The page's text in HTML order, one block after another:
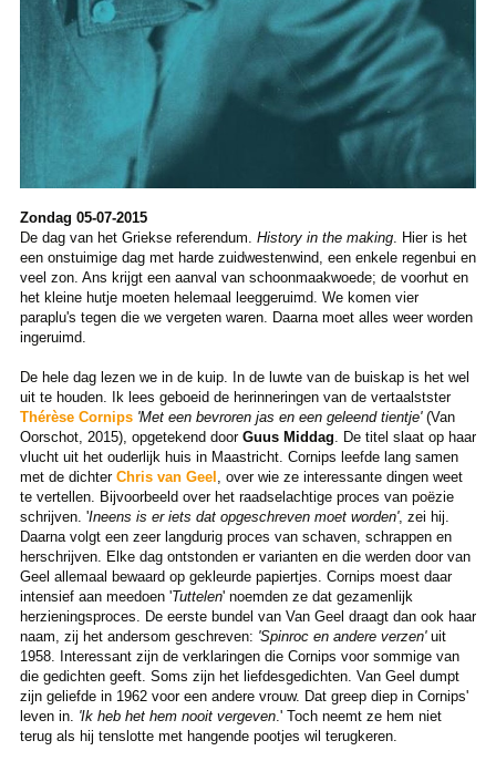
Zondag 05-07-2015
De dag van het Griekse referendum. History in the making. Hier is het
een onstuimige dag met harde zuidwestenwind, een enkele regenbui en
veel zon. Ans krijgt een aanval van schoonmaakwoede; de voorhut en
het kleine hutje moeten helemaal leeggeruimd. We komen vier
paraplu's tegen die we vergeten waren. Daarna moet alles weer worden
ingeruimd.
De hele dag lezen we in de kuip. In de luwte van de buiskap is het wel
uit te houden. Ik lees geboeid de herinneringen van de vertaalstster
Thérèse Cornips 'Met een bevroren jas en een geleend tientje'(Van
Oorschot, 2015), opgetekend door Guus Middag . De titel slaat op haar
vlucht uit het ouderlijk huis in Maastricht. Cornips leefde lang samen
met de dichter Chris van Geel , over wie ze interessante dingen weet
te vertellen. Bijvoorbeeld over het raadselachtige proces van poëzie
schrijven. 'Ineens is er iets dat opgeschreven moet worden', zei hij.
Daarna volgt een zeer langdurig proces van schaven, schrappen en
herschrijven. Elke dag ontstonden er varianten en die werden door van
Geel allemaal bewaard op gekleurde papiertjes. Cornips moest daar
intensief aan meedoen 'Tuttelen' noemden ze dat gezamenlijk
herzieningsproces. De eerste bundel van Van Geel draagt dan ook haar
naam, zij het andersom geschreven: 'Spinroc en andere verzen'uit
1958. Interessant zijn de verklaringen die Cornips voor sommige van
die gedichten geeft. Soms zijn het liefdesgedichten. Van Geel dumpt
zijn geliefde in 1962 voor een andere vrouw. Dat greep diep in Cornips'
leven in. 'Ik heb het hem nooit vergeven.' Toch neemt ze hem niet
terug als hij tenslotte met hangende pootjes wil terugkeren.